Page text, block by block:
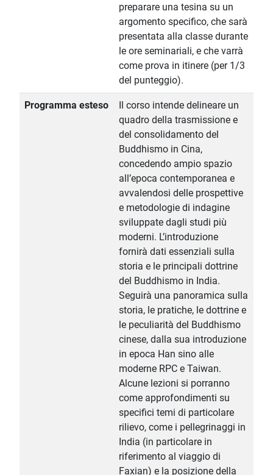
preparare una tesina su un
argomento specifico, che sarà
presentata alla classe durante
le ore seminariali, e che varrà
come prova in itinere (per 1/3
del punteggio).
Programma esteso
Il corso intende delineare un
quadro della trasmissione e
del consolidamento del
Buddhismo in Cina,
concedendo ampio spazio
all’epoca contemporanea e
avvalendosi delle prospettive
e metodologie di indagine
sviluppate dagli studi più
moderni. L’introduzione
fornirà dati essenziali sulla
storia e le principali dottrine
del Buddhismo in India.
Seguirà una panoramica sulla
storia, le pratiche, le dottrine e
le peculiarità del Buddhismo
cinese, dalla sua introduzione
in epoca Han sino alle
moderne RPC e Taiwan.
Alcune lezioni si porranno
come approfondimenti su
specifici temi di particolare
rilievo, come i pellegrinaggi in
India (in particolare in
riferimento al viaggio di
Faxian) e la posizione della